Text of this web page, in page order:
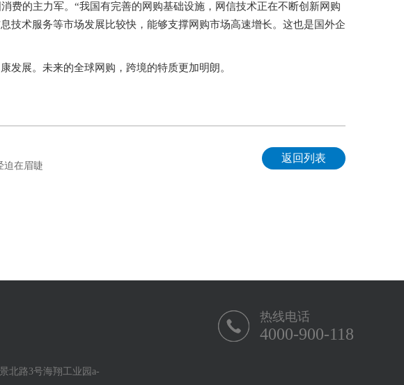
费的主力军。“我国有完善的网购基础设施，网信技术正在不断创新网购
技术服务等市场发展比较快，能够支撑网购市场高速增长。这也是国外企
发展。未来的全球网购，跨境的特质更加明朗。
迫在眉睫
返回列表
北路3号海翔工业园a-
热线电话
4000-900-118